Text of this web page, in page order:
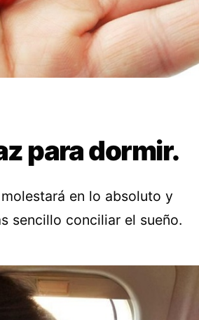
para dormir.
en lo absoluto y
sencillo conciliar el sueño.